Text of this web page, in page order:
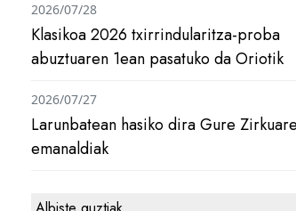
Klasikoa 2026 txirrindularitza-proba
abuztuaren 1ean pasatuko da Oriotik
2026/07/28
Larunbatean hasiko dira Gure
emanaldiak
2026/07/27